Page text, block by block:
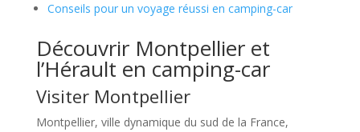
Conseils pour un voyage réussi en camping-car
Découvrir Montpellier et
l’Hérault en camping-car
Visiter Montpellier
Montpellier, ville dynamique du sud de la France,